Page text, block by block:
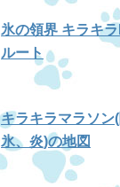
氷の領界 キラキ
ルート
キラキラマラソン
氷、炎)の地図